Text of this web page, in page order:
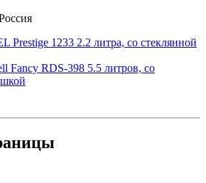
Prestige 1233 2.2 литра, со стеклянной
Fancy RDS-398 5.5 литров, со